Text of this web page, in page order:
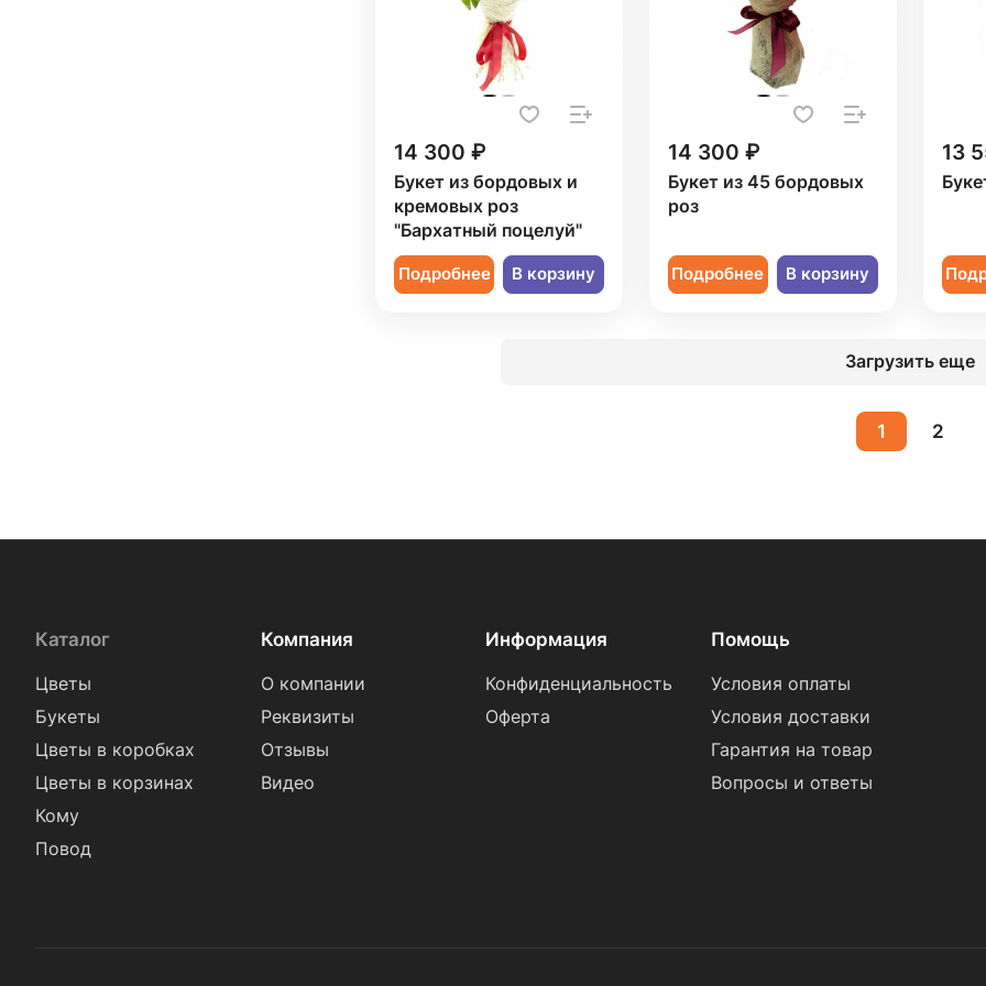
14 300 ₽
Букет из бордовых и
кремовых роз
"Бархатный поцелуй"
Подробнее В корзину
14 300 ₽
Букет из 45 бордовых
роз
Подробнее В корзину
13
Загрузить еще
1 2
Каталог
Цветы
Букеты
Цветы в коробках
Цветы в корзинах
Кому
Повод
Компания
О компании
Реквизиты
Отзывы
Видео
Информация
Конфиденциальность
Оферта
Помощь
Условия оплаты
Условия доставки
Гарантия на товар
Вопросы и ответы